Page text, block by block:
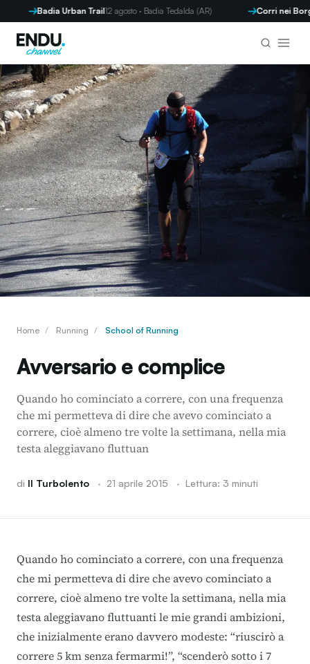
Badia Urban Trail12 agosto · Badia Tedalda (AR) Corri nei Borghi -
Home / Running / School of Running
Avversario e complice
Quando ho cominciato a correre, con una frequenza
che mi permetteva di dire che avevo cominciato a
correre, cioè almeno tre volte la settimana, nella mia
testa aleggiavano fluttuan
di Il Turbolento · 21 aprile 2015 · Lettura: 3 minuti
Quando ho cominciato a correre, con una frequenza
che mi permetteva di dire che avevo cominciato a
correre, cioè almeno tre volte la settimana, nella mia
testa aleggiavano fluttuanti le mie grandi ambizioni,
che inizialmente erano davvero modeste: “riuscirò a
correre 5 km senza fermarmi!”, “scenderò sotto i 7